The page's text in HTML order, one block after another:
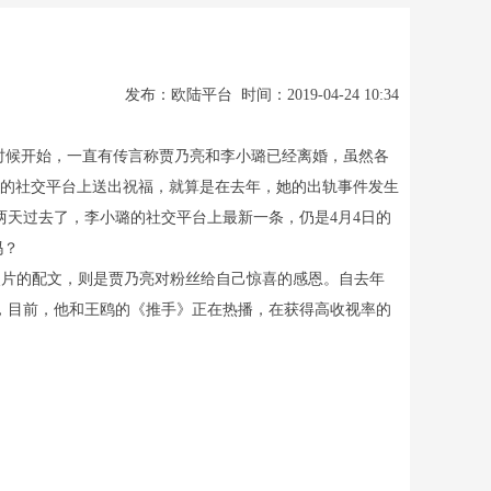
发布：欧陆平台 时间：2019-04-24 10:34
开始，一直有传言称贾乃亮和李小璐已经离婚，虽然各
社交平台上送出祝福，就算是在去年，她的出轨事件发生
过去了，李小璐的社交平台上最新一条，仍是4月4日的
的配文，则是贾乃亮对粉丝给自己惊喜的感恩。自去年
前，他和王鸥的《推手》正在热播，在获得高收视率的